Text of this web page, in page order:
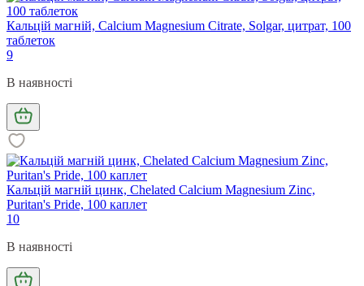
Кальцій магній, Calcium Magnesium Citrate, Solgar, цитрат, 100
таблеток
9
В наявності
Кальцій магній цинк, Chelated Calcium Magnesium Zinс,
Puritan's Pride, 100 каплет
10
В наявності